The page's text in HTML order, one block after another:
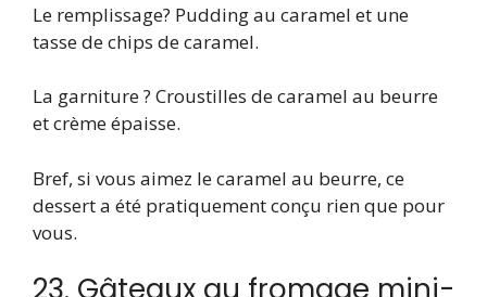
Le remplissage? Pudding au caramel et une
tasse de chips de caramel.
La garniture ? Croustilles de caramel au beurre
et crème épaisse.
Bref, si vous aimez le caramel au beurre, ce
dessert a été pratiquement conçu rien que pour
vous.